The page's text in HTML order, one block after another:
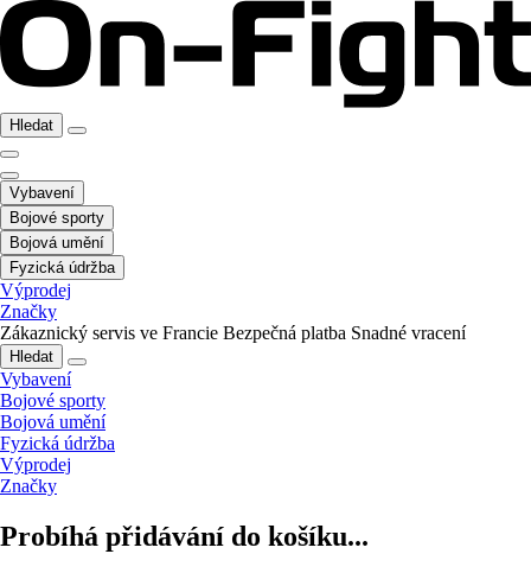
Hledat
Vybavení
Bojové sporty
Bojová umění
Fyzická údržba
Výprodej
Značky
Zákaznický servis ve Francie Bezpečná platba Snadné vracení
Hledat
Vybavení
Bojové sporty
Bojová umění
Fyzická údržba
Výprodej
Značky
Probíhá přidávání do košíku...